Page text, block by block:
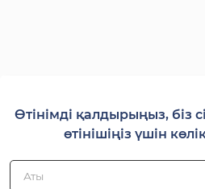
Өтінімді қалдырыңыз, біз
өтінішіңіз үшін